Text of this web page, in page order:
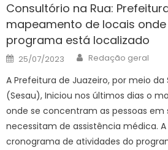
Consultório na Rua:
mapeamento de locais
programa está localizado
Posted
on
25/07/2023 Author
Redação geral
A Prefeitura de Juazeiro, por meio da
(Sesau), Iniciou nos últimos dias o
onde se concentram as pessoas em
necessitam de assistência médica.
cronograma de atividades do